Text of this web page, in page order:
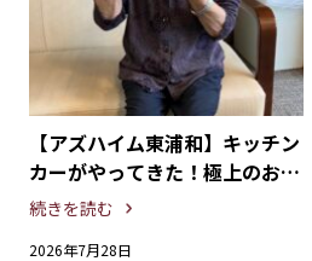
【アズハイム東浦和】キッチン
カーがやってきた！極上のおや
つタイムを満喫
続きを読む
2026年7月28日